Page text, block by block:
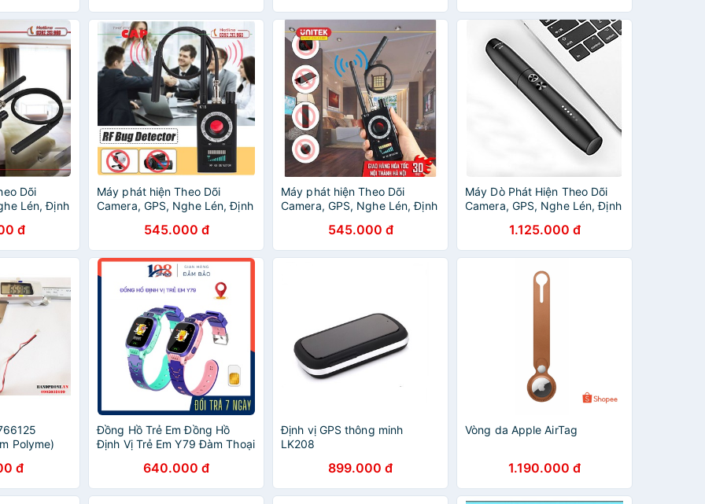
Dõi
Lén, Định
đ
Máy phát hiện Theo Dõi
Camera, GPS, Nghe Lén, Định
545.000 đ
Máy phát hiện Theo Dõi
Camera, GPS, Nghe Lén, Định
545.000 đ
Máy Dò Phát Hiện Theo Dõi
Camera, GPS, Nghe Lén, Định
Hàng Nhập Khẩu
1.125.000 đ
Polyme)
dõi, cân
đ
Đồng Hồ Trẻ Em Đồng Hồ
Định Vị Trẻ Em Y79 Đàm Thoại
App để bố mẹ quản lý và theo
dõi
640.000 đ
Định vị GPS thông minh
LK208
899.000 đ
Vòng da Apple AirTag
1.190.000 đ